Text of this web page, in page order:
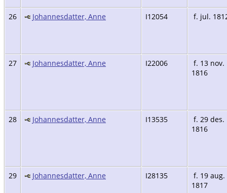
26 Johannesdatter, Anne I12054 f. jul.
27 Johannesdatter, Anne I22006
f. 13 nov.
1816
28 Johannesdatter, Anne I13535
f. 29 des.
1816
29 Johannesdatter, Anne I28135
f. 19 aug.
1817